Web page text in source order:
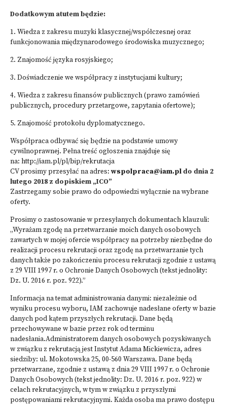
Dodatkowym atutem będzie:
1. Wiedza z zakresu muzyki klasycznej/współczesnej oraz
funkcjonowania międzynarodowego środowiska muzycznego;
2. Znajomość języka rosyjskiego;
3. Doświadczenie we współpracy z instytucjami kultury;
4. Wiedza z zakresu finansów publicznych (prawo zamówień
publicznych, procedury przetargowe, zapytania ofertowe);
5. Znajomość protokołu dyplomatycznego.
Współpraca odbywać się będzie na podstawie umowy
cywilnoprawnej. Pełna treść ogłoszenia znajduje się
na: http://iam.pl/pl/bip/rekrutacja
CV prosimy przesyłać na adres: wspolpraca@iam.pl do dnia 2
lutego 2018 z dopiskiem „ICO”
Zastrzegamy sobie prawo do odpowiedzi wyłącznie na wybrane
oferty.
Prosimy o zastosowanie w przesyłanych dokumentach klauzuli:
„Wyrażam zgodę na przetwarzanie moich danych osobowych
zawartych w mojej ofercie współpracy na potrzeby niezbędne do
realizacji procesu rekrutacji oraz zgodę na przetwarzanie tych
danych także po zakończeniu procesu rekrutacji zgodnie z ustawą
z 29 VIII 1997 r. o Ochronie Danych Osobowych (tekst jednolity:
Dz. U. 2016 r. poz. 922).”
Informacja na temat administrowania danymi: niezależnie od
wyniku procesu wyboru, IAM zachowuje nadesłane oferty w bazie
danych pod kątem przyszłych rekrutacji. Dane będą
przechowywane w bazie przez rok od terminu
nadesłania.Administratorem danych osobowych pozyskiwanych
w związku z rekrutacją jest Instytut Adama Mickiewicza, adres
siedziby: ul. Mokotowska 25, 00-560 Warszawa. Dane będą
przetwarzane, zgodnie z ustawą z dnia 29 VIII 1997 r. o Ochronie
Danych Osobowych (tekst jednolity: Dz. U. 2016 r. poz. 922) w
celach rekrutacyjnych, w tym w związku z przyszłymi
postępowaniami rekrutacyjnymi. Każda osoba ma prawo dostępu